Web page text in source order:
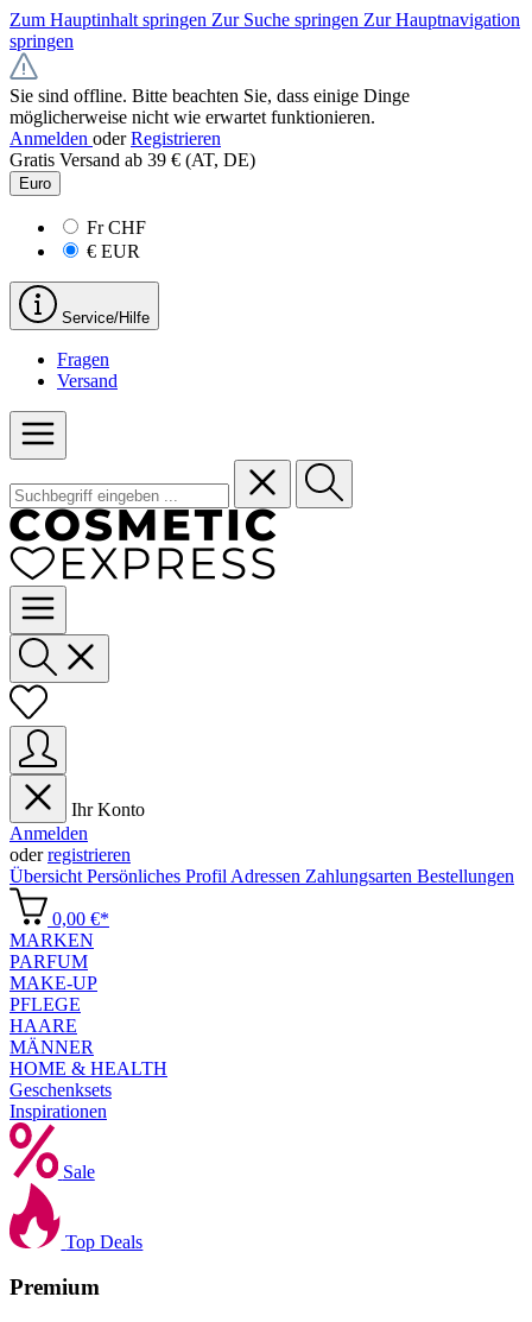
Zum Hauptinhalt springen Zur Suche springen Zur Hauptnavigation
springen
Sie sind offline. Bitte beachten Sie, dass einige Dinge
möglicherweise nicht wie erwartet funktionieren.
Anmelden oder Registrieren
Gratis Versand ab 39 € (AT, DE)
Euro
FrCHF
€ EUR
Service/Hilfe
Fragen
Versand
Ihr Konto
Anmelden
oderregistrieren
Übersicht Persönliches Profil Adressen Zahlungsarten Bestellungen
0,00 €*
MARKEN
PARFUM
MAKE-UP
PFLEGE
HAARE
MÄNNER
HOME & HEALTH
Geschenksets
Inspirationen
Sale
Top Deals
Premium